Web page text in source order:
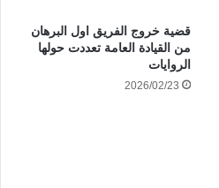
قضية خروج الفريق اول البرهان
من القيادة العامة تعددت حولها
الروايات
2026/02/23